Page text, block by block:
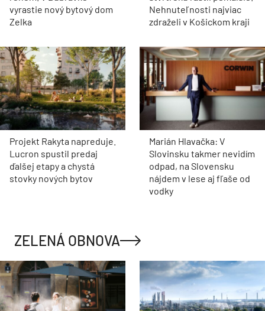
vyrastie nový bytový dom
Zelka
Nehnuteľnosti najviac
zdraželi v Košickom kraji
Projekt Rakyta napreduje.
Lucron spustil predaj
ďalšej etapy a chystá
stovky nových bytov
Marián Hlavačka: V
Slovinsku takmer nevidím
odpad, na Slovensku
nájdem v lese aj fľaše od
vodky
ZELENÁ OBNOVA